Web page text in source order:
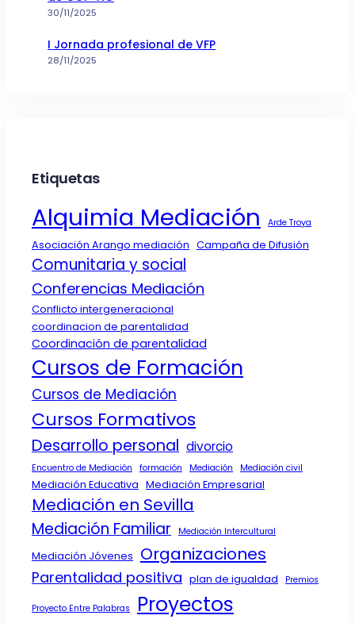
30/11/2025
I Jornada profesional de VFP
28/11/2025
Etiquetas
Alquimia Mediación Arde Troya
Asociación Arango mediación Campaña de Difusión
Comunitaria y social
Conferencias Mediación
Conflicto intergeneracional
coordinacion de parentalidad
Coordinación de parentalidad
Cursos de Formación
Cursos de Mediación
Cursos Formativos
Desarrollo personal divorcio
Encuentro de Mediación formación Mediación Mediación civil
Mediación Educativa Mediación Empresarial
Mediación en Sevilla
Mediación Familiar Mediación Intercultural
Mediación Jóvenes Organizaciones
Parentalidad positiva plan de igualdad Premios
Proyecto Entre Palabras Proyectos